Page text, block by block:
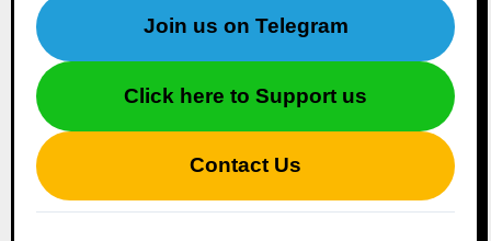
Join us on Telegram
Click here to Support us
Contact Us